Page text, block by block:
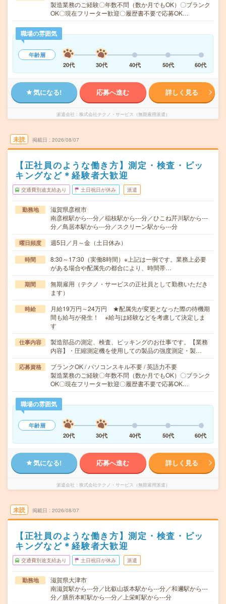
製造業務のご経験〇年数不問（数か月でもOK）〇ブランク
OK〇現在フリーター歓迎〇履歴書不要で応募OK…
職場の雰囲気
年齢層
20代
30代 40代 50代 60代
気になる! 応募へ進む 詳しく見る
派遣会社 株式会社テクノ・サービス（無期雇用派遣）
未読 掲載日 2026/08/07
【正社員のような働き方】測定・検査・ピッ
キングなど＊経験者大歓迎
交通費別途支給あり 土日祝日が休み 派遣
勤務地
滋賀県彦根市
南彦根駅から---分／稲枝駅から---分／ひこね芹川駅から---
分／鳥居本駅から---分／スクリーン駅から---分
曜日頻度 週5日／月～金（土日休み）
時間
8:30～17:30（実働8時間）※上記は一例です。業務上必要
がある場合や配属先の都合により、時間帯…
期間
無期雇用（テクノ・サービスの正社員として勤務いただき
ます）
時給
月給19万円～24万円 ★配属先が変更となった際の待機期
間も給与が発生！ ※給与は経験などを考慮して決定しま
す
仕事内容
製造部品の測定、検査、ピッキングのお仕事です。【業務
内容】・圧縮測定機を使用しての製品の強度測定・製…
応募資格
ブランクOK / パソコンスキル不要 / 英語力不要
製造業務のご経験〇年数不問（数か月でもOK）〇ブランク
OK〇現在フリーター歓迎〇履歴書不要で応募OK…
職場の雰囲気
年齢層
20代
30代 40代 50代 60代
気になる! 応募へ進む 詳しく見る
派遣会社 株式会社テクノ・サービス（無期雇用派遣）
未読 掲載日 2026/08/07
【正社員のような働き方】測定・検査・ピッ
キングなど＊経験者大歓迎
交通費別途支給あり 土日祝日が休み 派遣
勤務地
滋賀県大津市
南滋賀駅から---分／比叡山坂本駅から---分／和邇駅から---
分／膳所本町駅から---分／上栄町駅から---分